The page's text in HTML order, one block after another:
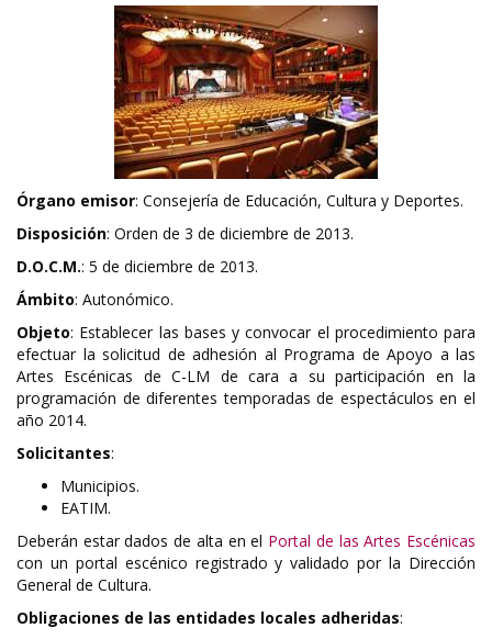
Órgano emisor: Consejería de Educación, Cultura y Deportes.
Disposición: Orden de 3 de diciembre de 2013.
D.O.C.M.: 5 de diciembre de 2013.
Ámbito: Autonómico.
Objeto: Establecer las bases y convocar el procedimiento para
efectuar la solicitud de adhesión al Programa de Apoyo a las
Artes Escénicas de C-LM de cara a su participación en la
programación de diferentes temporadas de espectáculos en el
año 2014.
Solicitantes:
Municipios.
EATIM.
Deberán estar dados de alta en el Portal de las Artes Escénicas
con un portal escénico registrado y validado por la Dirección
General de Cultura.
Obligaciones de las entidades locales adheridas: